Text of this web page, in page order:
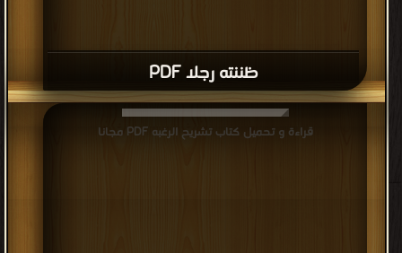
ظننته رجلا PDF
قراءة و تحميل كتاب تشريح الرغبه PDF مجانا